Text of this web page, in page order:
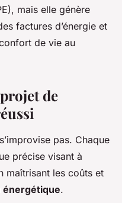
mais elle génère
factures d’énergie et
de vie au
de
pas. Chaque
précise visant à
maîtrisant les coûts et
énergétique.